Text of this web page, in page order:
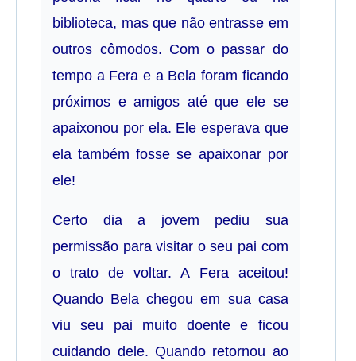
biblioteca, mas que não entrasse em
outros cômodos. Com o passar do
tempo a Fera e a Bela foram ficando
próximos e amigos até que ele se
apaixonou por ela. Ele esperava que
ela também fosse se apaixonar por
ele!
Certo dia a jovem pediu sua
permissão para visitar o seu pai com
o trato de voltar. A Fera aceitou!
Quando Bela chegou em sua casa
viu seu pai muito doente e ficou
cuidando dele. Quando retornou ao